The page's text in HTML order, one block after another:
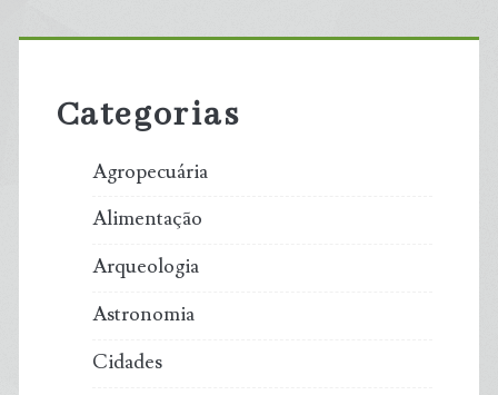
Primary
Sidebar
Categorias
Agropecuária
Alimentação
Arqueologia
Astronomia
Cidades